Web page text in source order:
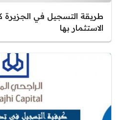
طريقة التسجيل في الجزيرة
الاستثمار بها